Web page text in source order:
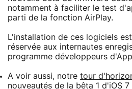
notamment à faciliter le test
parti de la fonction AirPlay.
L'installation de ces logiciels
réservée aux internautes
programme développeurs
A voir aussi, notre tour
nouveautés de la bêta 1 d'iOS 7